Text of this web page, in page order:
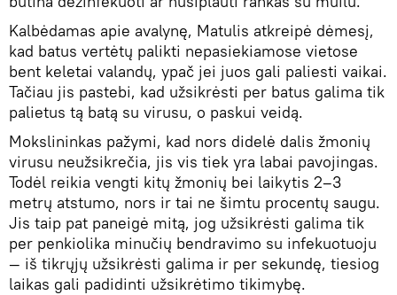
Kalbėdamas apie avalynę, Matulis atkreipė dėmesį,
kad batus vertėtų palikti nepasiekiamose vietose
bent keletai valandų, ypač jei juos gali paliesti vaikai.
Tačiau jis pastebi, kad užsikrėsti per batus galima tik
palietus tą batą su virusu, o paskui veidą.
Mokslininkas pažymi, kad nors didelė dalis žmonių
virusu neužsikrečia, jis vis tiek yra labai pavojingas.
Todėl reikia vengti kitų žmonių bei laikytis 2–3
metrų atstumo, nors ir tai ne šimtu procentų saugu.
Jis taip pat paneigė mitą, jog užsikrėsti galima tik
per penkiolika minučių bendravimo su infekuotuoju
— iš tikrųjų užsikrėsti galima ir per sekundę, tiesiog
laikas gali padidinti užsikrėtimo tikimybę.